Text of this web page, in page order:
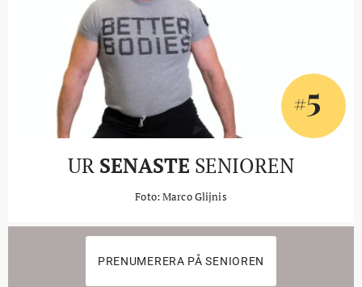
#5
UR SENASTE SENIOREN
Foto: Marco Glijnis
PRENUMERERA PÅ SENIOREN